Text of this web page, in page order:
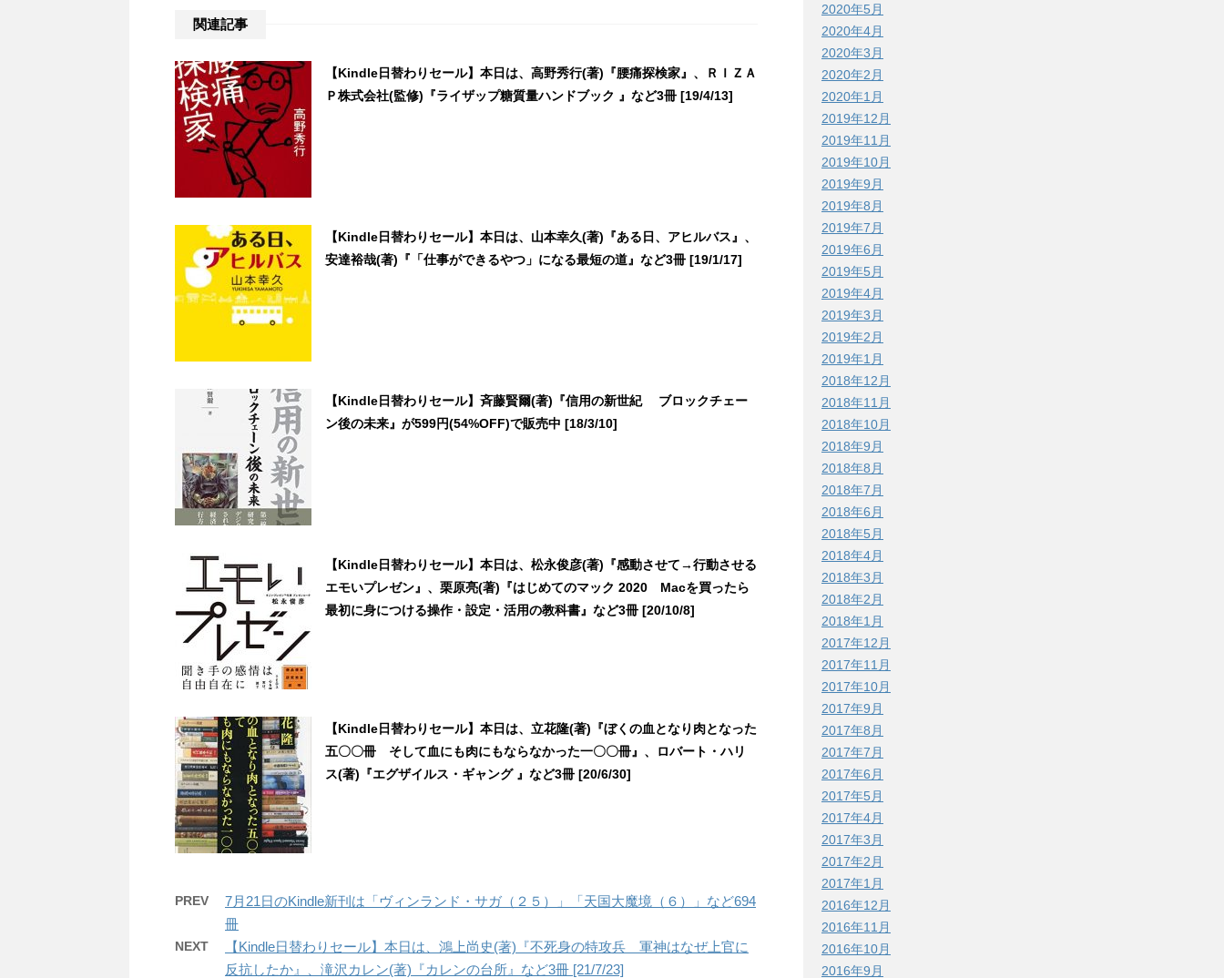
関連記事
【Kindle日替わりセール】本日は、高野秀行(著)『腰痛探検家』、ＲＩＺＡ
Ｐ株式会社(監修)『ライザップ糖質量ハンドブック 』など3冊 [19/4/13]
【Kindle日替わりセール】本日は、山本幸久(著)『ある日、アヒルバス』、
安達裕哉(著)『「仕事ができるやつ」になる最短の道』など3冊 [19/1/17]
【Kindle日替わりセール】斉藤賢爾(著)『信用の新世紀 ブロックチェー
ン後の未来』が599円(54%OFF)で販売中 [18/3/10]
【Kindle日替わりセール】本日は、松永俊彦(著)『感動させて→行動させる
エモいプレゼン』、栗原亮(著)『はじめてのマック 2020 Macを買ったら
最初に身につける操作・設定・活用の教科書』など3冊 [20/10/8]
【Kindle日替わりセール】本日は、立花隆(著)『ぼくの血となり肉となった
五〇〇冊 そして血にも肉にもならなかった一〇〇冊』、ロバート・ハリ
ス(著)『エグザイルス・ギャング 』など3冊 [20/6/30]
PREV
7月21日のKindle新刊は「ヴィンランド・サガ（２５）」「天国大魔境（６）」など694
冊
NEXT
【Kindle日替わりセール】本日は、鴻上尚史(著)『不死身の特攻兵 軍神はなぜ上官に
反抗したか』、滝沢カレン(著)『カレンの台所』など3冊 [21/7/23]
2020年5月
2020年4月
2020年3月
2020年2月
2020年1月
2019年12月
2019年11月
2019年10月
2019年9月
2019年8月
2019年7月
2019年6月
2019年5月
2019年4月
2019年3月
2019年2月
2019年1月
2018年12月
2018年11月
2018年10月
2018年9月
2018年8月
2018年7月
2018年6月
2018年5月
2018年4月
2018年3月
2018年2月
2018年1月
2017年12月
2017年11月
2017年10月
2017年9月
2017年8月
2017年7月
2017年6月
2017年5月
2017年4月
2017年3月
2017年2月
2017年1月
2016年12月
2016年11月
2016年10月
2016年9月